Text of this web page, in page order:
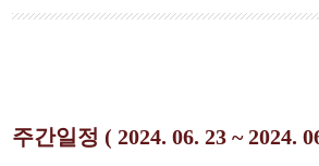
주간일정 ( 2024. 06. 23 ~ 2024.